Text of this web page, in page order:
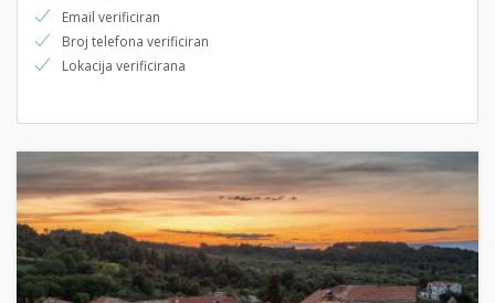
Email verificiran
Broj telefona verificiran
Lokacija verificirana